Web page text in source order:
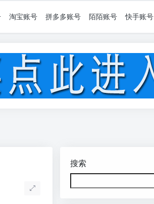
淘宝账号 拼多多账号 陌陌账号 快手账号
搜索